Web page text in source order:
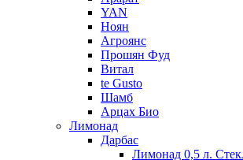
YAN
Ноян
Агроянс
Прошян Фуд
Витал
te Gusto
Шамб
Арцах Био
Лимонад
Дарбас
Лимонад 0,5 л.